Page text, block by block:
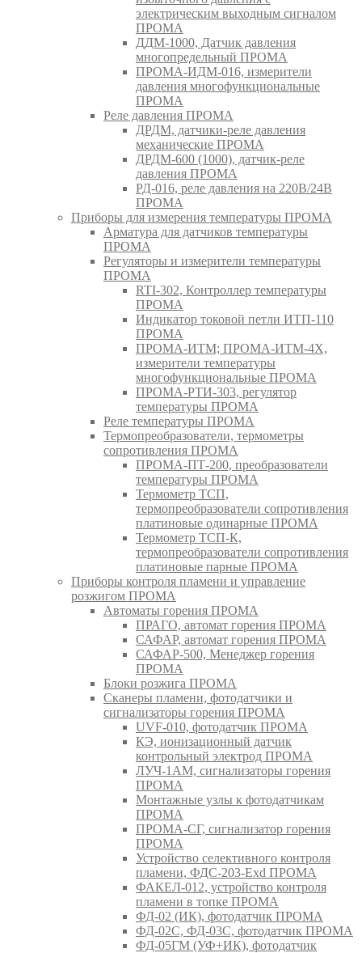
электрическим выходным сигналом
ПРОМА
ДДМ-1000, Датчик давления
многопредельный ПРОМА
ПРОМА-ИДМ-016, измерители
давления многофункциональные
ПРОМА
Реле давления ПРОМА
ДРДМ, датчики-реле давления
механические ПРОМА
ДРДМ-600 (1000), датчик-реле
давления ПРОМА
РД-016, реле давления на 220В/24В
ПРОМА
Приборы для измерения температуры ПРОМА
Арматура для датчиков температуры
ПРОМА
Регуляторы и измерители температуры
ПРОМА
RTI-302, Контроллер температуры
ПРОМА
Индикатор токовой петли ИТП-110
ПРОМА
ПРОМА-ИТМ; ПРОМА-ИТМ-4Х,
измерители температуры
многофункциональные ПРОМА
ПРОМА-РТИ-303, регулятор
температуры ПРОМА
Реле температуры ПРОМА
Термопреобразователи, термометры
сопротивления ПРОМА
ПРОМА-ПТ-200, преобразователи
температуры ПРОМА
Термометр ТСП,
термопреобразователи сопротивления
платиновые одинарные ПРОМА
Термометр ТСП-К,
термопреобразователи сопротивления
платиновые парные ПРОМА
Приборы контроля пламени и управление
розжигом ПРОМА
Автоматы горения ПРОМА
ПРАГО, автомат горения ПРОМА
САФАР, автомат горения ПРОМА
САФАР-500, Менеджер горения
ПРОМА
Блоки розжига ПРОМА
Сканеры пламени, фотодатчики и
сигнализаторы горения ПРОМА
UVF-010, фотодатчик ПРОМА
КЭ, ионизационный датчик
контрольный электрод ПРОМА
ЛУЧ-1АМ, сигнализаторы горения
ПРОМА
Монтажные узлы к фотодатчикам
ПРОМА
ПРОМА-СГ, сигнализатор горения
ПРОМА
Устройство селективного контроля
пламени, ФДС-203-Exd ПРОМА
ФАКЕЛ-012, устройство контроля
пламени в топке ПРОМА
ФД-02 (ИК), фотодатчик ПРОМА
ФД-02С, ФД-03С, фотодатчик ПРОМА
ФД-05ГМ (УФ+ИК), фотодатчик